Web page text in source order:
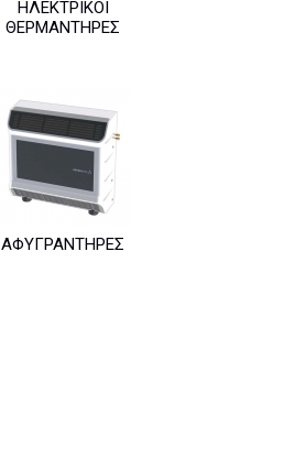
ΗΛΕΚΤΡΙΚΟΊ
ΘΕΡΜΑΝΤΉΡΕΣ
ΑΦΥΓΡΑΝΤΉΡΕΣ